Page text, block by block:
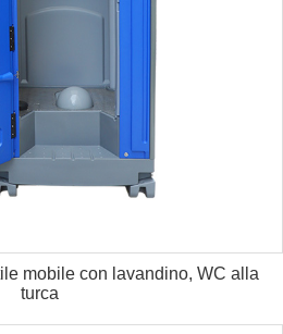
mobile con lavandino, WC alla
turca